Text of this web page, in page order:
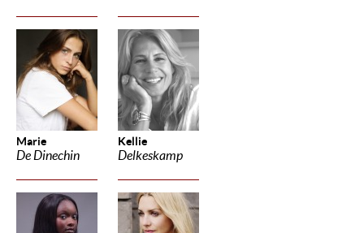
Marie
De Dinechin
Kellie
Delkeskamp